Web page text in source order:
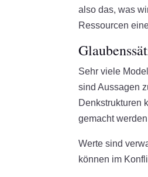
also das, was
Ressourcen
Sehr viele
sind Aussagen
Denkstrukturen
gemacht
Werte sind
können im